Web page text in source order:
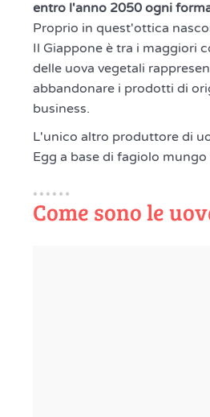
entro l'anno 2050 ogni
Proprio in quest'ottica
Il Giappone è tra i maggiori
delle uova vegetali
abbandonare i prodotti di
business.
L'unico altro produttore di
Egg a base di fagiolo
Come sono le